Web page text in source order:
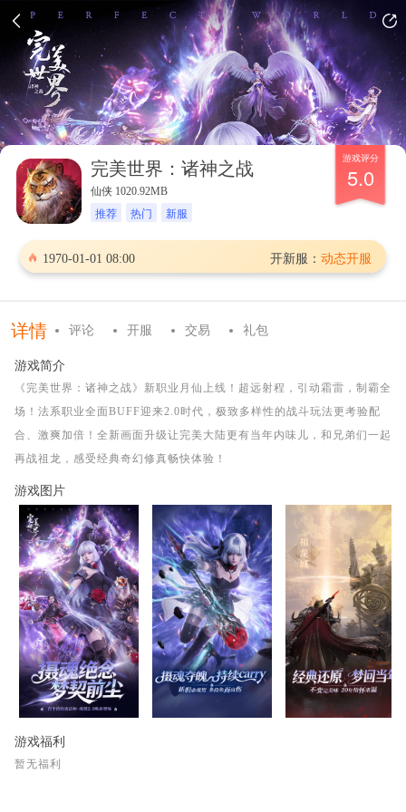
完美世界：诸神之战
仙侠 1020.92MB
推荐 热门 新服
游戏评分
5.0
1970-01-01 08:00 开新服： 动态开服
详情 评论 开服 交易 礼包
游戏简介
《完美世界：诸神之战》新职业月仙上线！超远射程，引动霜雷，制霸全
场！法系职业全面BUFF迎来2.0时代，极致多样性的战斗玩法更考验配
合、激爽加倍！全新画面升级让完美大陆更有当年内味儿，和兄弟们一起
再战祖龙，感受经典奇幻修真畅快体验！
游戏图片
游戏福利
暂无福利